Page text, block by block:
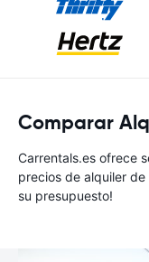
Comparar
Carrentals.es ofrece
precios de alquiler de
su presupuesto!